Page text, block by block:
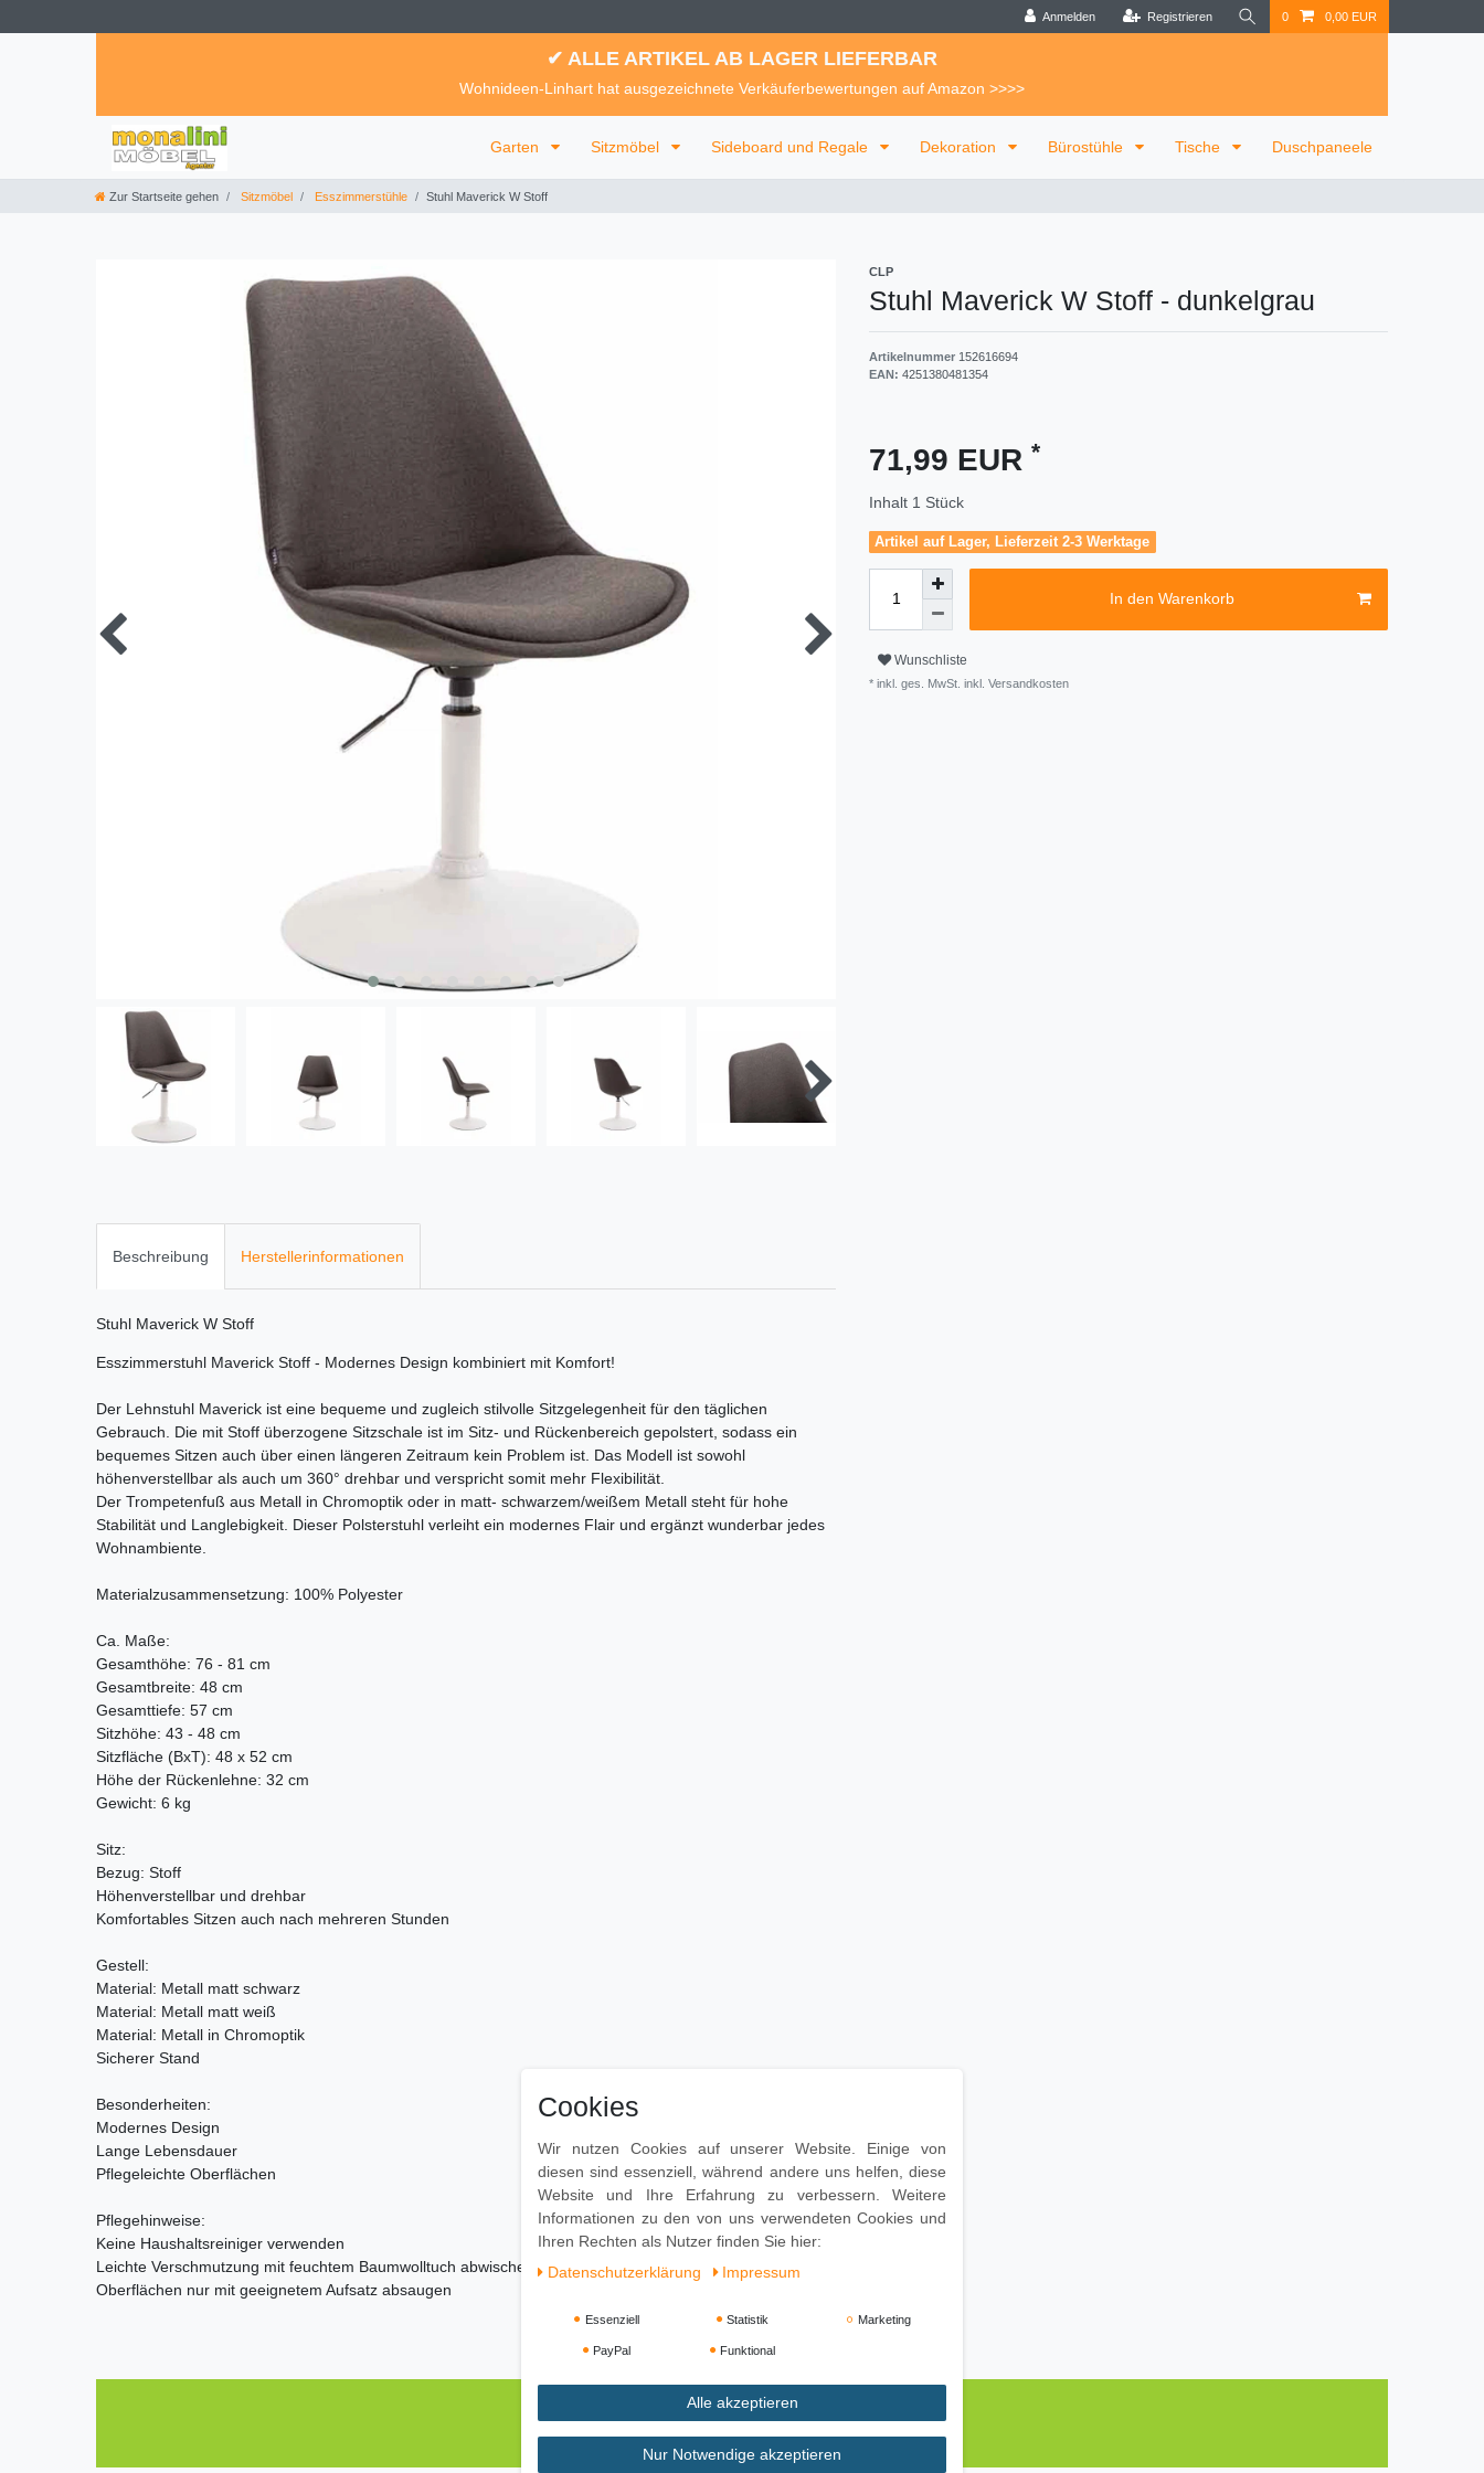
Anmelden Registrieren 0 0,00 EUR
✔ ALLE ARTIKEL AB LAGER LIEFERBAR
Wohnideen-Linhart hat ausgezeichnete Verkäuferbewertungen auf Amazon >>>>
Garten Sitzmöbel Sideboard und Regale Dekoration Bürostühle Tische Duschpaneele
Zur Startseite gehen Sitzmöbel Esszimmerstühle Stuhl Maverick W Stoff
CLP
Stuhl Maverick W Stoff - dunkelgrau
Artikelnummer 152616694
EAN: 4251380481354
71,99 EUR *
Inhalt 1 Stück
Artikel auf Lager, Lieferzeit 2-3 Werktage
In den Warenkorb
Wunschliste
* inkl. ges. MwSt. inkl. Versandkosten
Beschreibung Herstellerinformationen
Stuhl Maverick W Stoff
Esszimmerstuhl Maverick Stoff - Modernes Design kombiniert mit Komfort!
Der Lehnstuhl Maverick ist eine bequeme und zugleich stilvolle Sitzgelegenheit für den täglichen
Gebrauch. Die mit Stoff überzogene Sitzschale ist im Sitz- und Rückenbereich gepolstert, sodass ein
bequemes Sitzen auch über einen längeren Zeitraum kein Problem ist. Das Modell ist sowohl
höhenverstellbar als auch um 360° drehbar und verspricht somit mehr Flexibilität.
Der Trompetenfuß aus Metall in Chromoptik oder in matt- schwarzem/weißem Metall steht für hohe
Stabilität und Langlebigkeit. Dieser Polsterstuhl verleiht ein modernes Flair und ergänzt wunderbar jedes
Wohnambiente.
Materialzusammensetzung: 100% Polyester
Ca. Maße:
Gesamthöhe: 76 - 81 cm
Gesamtbreite: 48 cm
Gesamttiefe: 57 cm
Sitzhöhe: 43 - 48 cm
Sitzfläche (BxT): 48 x 52 cm
Höhe der Rückenlehne: 32 cm
Gewicht: 6 kg
Sitz:
Bezug: Stoff
Höhenverstellbar und drehbar
Komfortables Sitzen auch nach mehreren Stunden
Gestell:
Material: Metall matt schwarz
Material: Metall matt weiß
Material: Metall in Chromoptik
Sicherer Stand
Besonderheiten:
Modernes Design
Lange Lebensdauer
Pflegeleichte Oberflächen
Pflegehinweise:
Keine Haushaltsreiniger verwenden
Leichte Verschmutzung mit feuchtem Baumwolltuch abwischen
Oberflächen nur mit geeignetem Aufsatz absaugen
Cookies
Wir nutzen Cookies auf unserer Website. Einige von
diesen sind essenziell, während andere uns helfen, diese
Website und Ihre Erfahrung zu verbessern. Weitere
Informationen zu den von uns verwendeten Cookies und
Ihren Rechten als Nutzer finden Sie hier:
Daten­schutz­erklärung
Impressum
Essenziell Statistik Marketing
PayPal Funktional
Alle akzeptieren
Nur Notwendige akzeptieren